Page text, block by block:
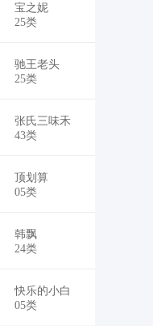
宝之妮
25类
￥18,700
驰王老头
25类
￥18,700
张氏三味禾
43类
￥30,250
顶划算
05类
￥30,250
韩飘
24类
￥28,050
快乐的小白
05类
￥30,250